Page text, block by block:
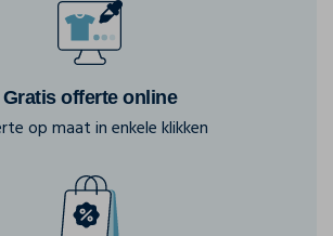
Gratis offerte online
op maat in enkele klikken